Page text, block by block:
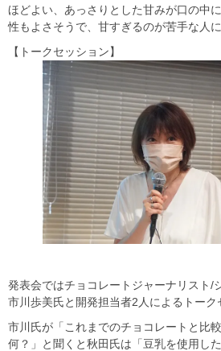
ほどよい、あっさりとした甘みが口の中
性もよさそうで、甘すぎるのが苦手な人に
【トークセッション】
発表会ではチョコレートジャーナリスト/
市川歩美氏と開発担当者2人によるトーク
市川氏が「これまでのチョコレートと比
何？」と聞くと秋田氏は「豆乳を使用し